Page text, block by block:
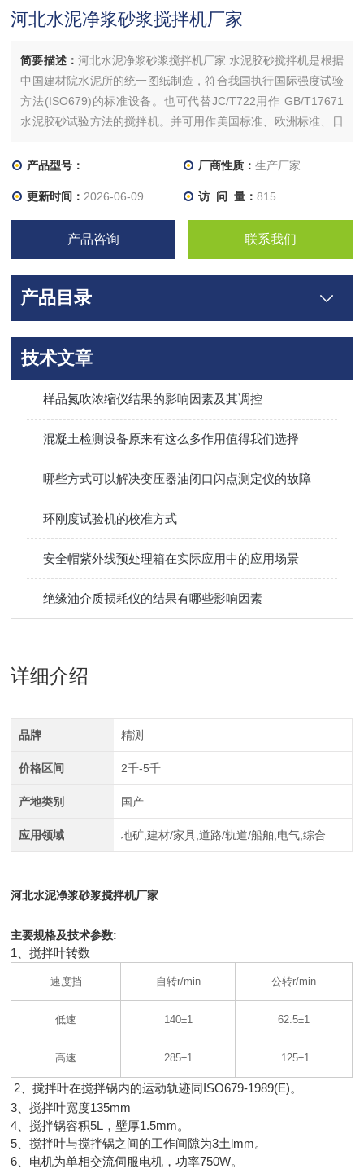
河北水泥净浆砂浆搅拌机厂家
简要描述： 河北水泥净浆砂浆搅拌机厂家 水泥胶砂搅拌机是根据
中国建材院水泥所的统一图纸制造，符合我国执行国际强度试验
方法(ISO679)的标准设备。也可代替JC/T722用作 GB/T17671
水泥胶砂试验方法的搅拌机。并可用作美国标准、欧洲标准、日
产品型号：
厂商性质： 生产厂家
更新时间： 2026-06-09 访 问 量： 815
产品咨询 联系我们
产品目录
技术文章
样品氮吹浓缩仪结果的影响因素及其调控
混凝土检测设备原来有这么多作用值得我们选择
哪些方式可以解决变压器油闭口闪点测定仪的故障
环刚度试验机的校准方式
安全帽紫外线预处理箱在实际应用中的应用场景
绝缘油介质损耗仪的结果有哪些影响因素
详细介绍
品牌 精测
价格区间 2千-5千
产地类别 国产
应用领域 地矿,建材/家具,道路/轨道/船舶,电气,综合
河北水泥净浆砂浆搅拌机厂家
主要规格及技术参数:
1 、搅拌叶转数
速度挡 自转r/min 公转r/min
低速 140±1 62.5±1
高速 285±1 125±1
2 、搅拌叶在搅拌锅内的运动轨迹同ISO679-1989(E)。
3 、搅拌叶宽度135mm
4 、搅拌锅容积5L ，壁厚1.5mm。
5 、搅拌叶与搅拌锅之间的工作间隙为3土lmm。
6 、电机为单相交流伺服电机，功率750W。